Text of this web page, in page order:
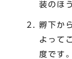
装のほ
孵下か
よって
度です